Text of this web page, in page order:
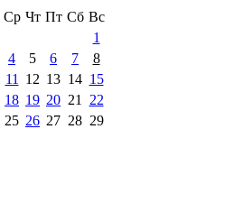
Ср Чт Пт Сб Вс
1
4 5 6 7
8
11 12 13 14 15
18 19 20 21
22
25 26 27 28 29